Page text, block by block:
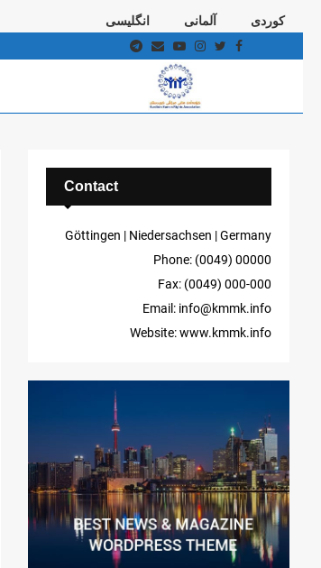
کوردی آلمانی
انگلیسی
Facebook
Twitter
Instagram
Youtube
Email
Telegram
Contact
Göttingen | Niedersachsen | Germany
Phone: (0049) 00000
Fax: (0049) 000-000
Email: info@kmmk.info
Website: www.kmmk.info